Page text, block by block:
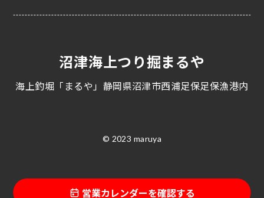
営業カレンダーを確認する
沼津海上つり掘まるや
海上釣堀「まるや」静岡県沼津市西浦足保足保漁港内
© 2023 maruya